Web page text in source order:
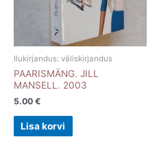
Ilukirjandus: väliskirjandus
PAARISMÄNG. JILL
MANSELL. 2003
5.00 €
Lisa korvi